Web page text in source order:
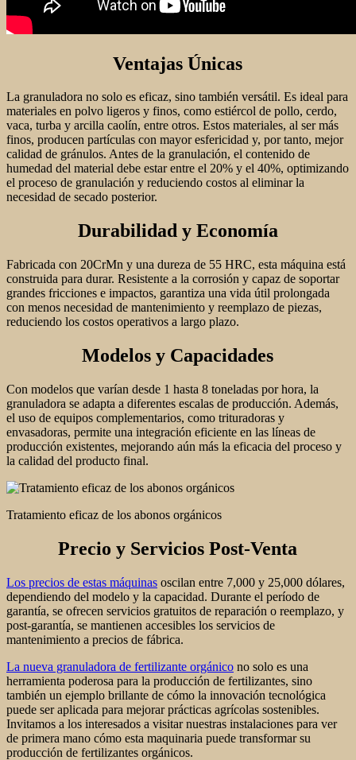
Ventajas Únicas
La granuladora no solo es eficaz, sino también versátil. Es ideal para
materiales en polvo ligeros y finos, como estiércol de pollo, cerdo,
vaca, turba y arcilla caolín, entre otros. Estos materiales, al ser más
finos, producen partículas con mayor esfericidad y, por tanto, mejor
calidad de gránulos. Antes de la granulación, el contenido de
humedad del material debe estar entre el 20% y el 40%, optimizando
el proceso de granulación y reduciendo costos al eliminar la
necesidad de secado posterior.
Durabilidad y Economía
Fabricada con 20CrMn y una dureza de 55 HRC, esta máquina está
construida para durar. Resistente a la corrosión y capaz de soportar
grandes fricciones e impactos, garantiza una vida útil prolongada
con menos necesidad de mantenimiento y reemplazo de piezas,
reduciendo los costos operativos a largo plazo.
Modelos y Capacidades
Con modelos que varían desde 1 hasta 8 toneladas por hora, la
granuladora se adapta a diferentes escalas de producción. Además,
el uso de equipos complementarios, como trituradoras y
envasadoras, permite una integración eficiente en las líneas de
producción existentes, mejorando aún más la eficacia del proceso y
la calidad del producto final.
Tratamiento eficaz de los abonos orgánicos
Precio y Servicios Post-Venta
Los precios de estas máquinas oscilan entre 7,000 y 25,000 dólares,
dependiendo del modelo y la capacidad. Durante el período de
garantía, se ofrecen servicios gratuitos de reparación o reemplazo, y
post-garantía, se mantienen accesibles los servicios de
mantenimiento a precios de fábrica.
La nueva granuladora de fertilizante orgánico no solo es una
herramienta poderosa para la producción de fertilizantes, sino
también un ejemplo brillante de cómo la innovación tecnológica
puede ser aplicada para mejorar prácticas agrícolas sostenibles.
Invitamos a los interesados a visitar nuestras instalaciones para ver
de primera mano cómo esta maquinaria puede transformar su
producción de fertilizantes orgánicos.